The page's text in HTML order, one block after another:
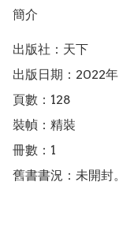
簡介
出版社：天下
出版日期：2022年
頁數：128
裝幀：精裝
冊數：1
舊書書況：未開封。